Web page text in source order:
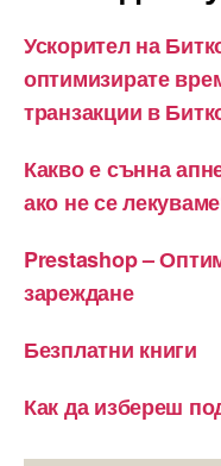
Ускорител на
оптимизирате
транзакции в
Какво е сънна
ако не се
Prestashop –
зареждане
Безплатни книги
Как да избереш